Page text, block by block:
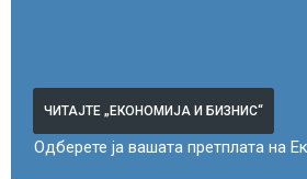
ЧИТАЈТЕ „ЕКОНОМИЈА И БИЗНИС“
Одберете ја вашата претплата на